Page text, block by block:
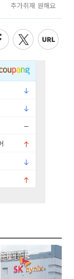
추가취재 원해요